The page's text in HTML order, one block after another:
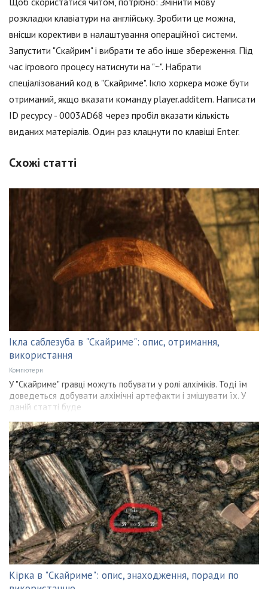
розкладки клавіатури на англійську. Зробити це можна,
внісши корективи в налаштування операційної системи.
Запустити "Скайрим" і вибрати те або інше збереження. Під
час ігрового процесу натиснути на "~". Набрати
спеціалізований код в "Скайриме". Ікло хоркера може бути
отриманий, якщо вказати команду player.additem. Написати
ID ресурсу - 0003AD68 через пробіл вказати кількість
виданих матеріалів. Один раз клацнути по клавіші Enter.
Схожі статті
Ікла саблезуба в "Скайриме": опис, отримання,
використання
Компютери
У "Скайриме" гравці можуть побувати у ролі алхіміків. Тоді їм
доведеться добувати алхімічні артефакти і змішувати їх. У
даній статті буде
Кірка в "Скайриме": опис, знаходження, поради по